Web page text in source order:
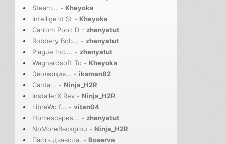
Steam... - Kheyoka
Intelligent St - Kheyoka
Carrom Pool: D - zhenyatut
Robbery Bob... - zhenyatut
Plague Inc.... - zhenyatut
Wagnardsoft To - Kheyoka
Эволюция... - iksman82
Canta... - Ninja_H2R
InstallerX Rev - Ninja_H2R
LibreWolf... - vitan04
Homescapes... - zhenyatut
NoMoreBackgrou - Ninja_H2R
Пасть дьявола. - Boserva